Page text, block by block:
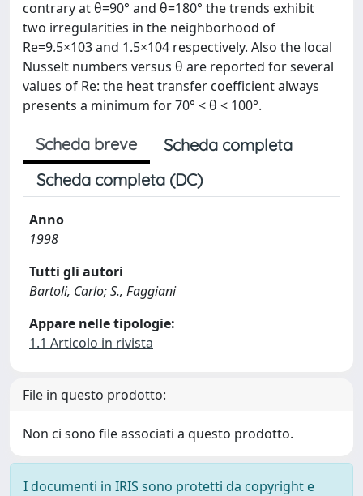
contrary at θ=90° and θ=180° the trends exhibit
two irregularities in the neighborhood of
Re=9.5×103 and 1.5×104 respectively. Also the local
Nusselt numbers versus θ are reported for several
values of Re: the heat transfer coefficient always
presents a minimum for 70° < θ < 100°.
Scheda breve
Scheda completa
Scheda completa (DC)
Anno
1998
Tutti gli autori
Bartoli, Carlo; S., Faggiani
Appare nelle tipologie:
1.1 Articolo in rivista
File in questo prodotto:
Non ci sono file associati a questo prodotto.
I documenti in IRIS sono protetti da copyright e